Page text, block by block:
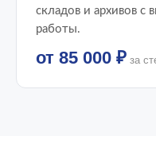
складов и архивов с
работы.
от 85 000 ₽ за